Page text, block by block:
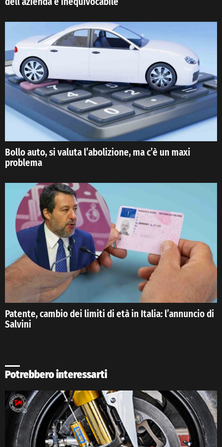
Bollo auto, si valuta l’abolizione, ma c’è un maxi
problema
Patente, cambio dei limiti di età in Italia: l’annuncio di
Salvini
Potrebbero interessarti